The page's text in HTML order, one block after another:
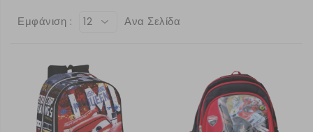
Εμφάνιση : 12 Ανα Σελίδα